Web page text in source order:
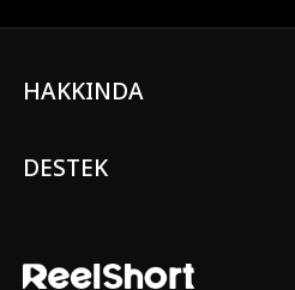
HAKKINDA
DESTEK